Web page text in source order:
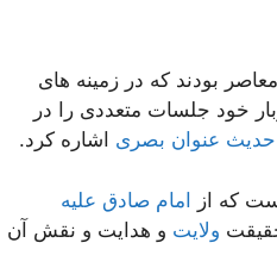
بودند که در زمینه های
خود جلسات متعددی را در
عنوان بصری اشاره کرد.
که از امام صادق علیه
ولایت و هدایت و نقش آن